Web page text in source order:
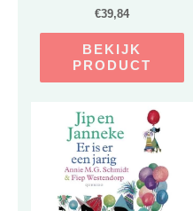
Baby Ftwr White / Acid
26 1/2
€39,84
BEKIJK
PRODUCT